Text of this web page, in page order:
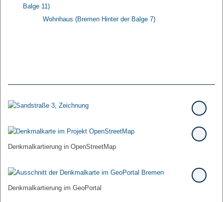
Balge 11)
Wohnhaus (Bremen Hinter der Balge 7)
Denkmalkartierung in OpenStreetMap
Denkmalkartierung im GeoPortal